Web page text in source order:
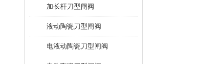
加长杆刀型闸阀
液动陶瓷刀型闸阀
电液动陶瓷刀型闸阀